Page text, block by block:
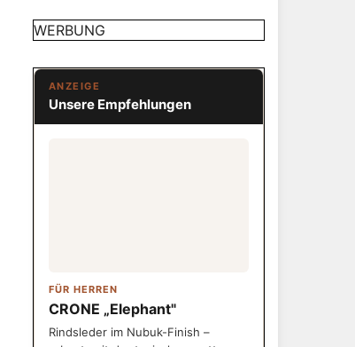
WERBUNG
ANZEIGE
Unsere Empfehlungen
FÜR HERREN
CRONE „Elephant"
Rindsleder im Nubuk-Finish –